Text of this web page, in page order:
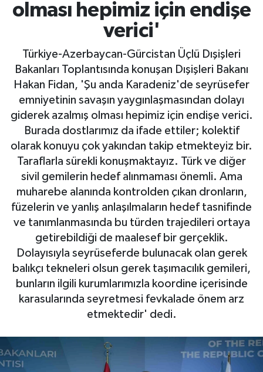
olması hepimiz için endişe
verici'
Türkiye-Azerbaycan-Gürcistan Üçlü Dışişleri
Bakanları Toplantısında konuşan Dışişleri Bakanı
Hakan Fidan, 'Şu anda Karadeniz'de seyrüsefer
emniyetinin savaşın yaygınlaşmasından dolayı
giderek azalmış olması hepimiz için endişe verici.
Burada dostlarımız da ifade ettiler; kolektif
olarak konuyu çok yakından takip etmekteyiz bir.
Taraflarla sürekli konuşmaktayız. Türk ve diğer
sivil gemilerin hedef alınmaması önemli. Ama
muharebe alanında kontrolden çıkan dronların,
füzelerin ve yanlış anlaşılmaların hedef tasnifinde
ve tanımlanmasında bu türden trajedileri ortaya
getirebildiği de maalesef bir gerçeklik.
Dolayısıyla seyrüseferde bulunacak olan gerek
balıkçı tekneleri olsun gerek taşımacılık gemileri,
bunların ilgili kurumlarımızla koordine içerisinde
karasularında seyretmesi fevkalade önem arz
etmektedir' dedi.
Asayiş
Magazin
Gayrimenkul
Spor
Eğitim